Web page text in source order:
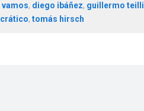
vamos, diego ibáñez, guillermo
, tomás hirsch